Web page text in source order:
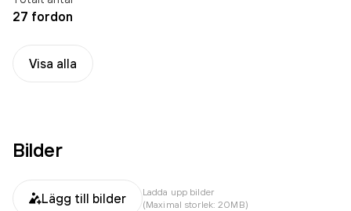
27 fordon
Visa alla
Bilder
Lägg till bilder
Ladda upp bilder
(Maximal storlek: 20MB)